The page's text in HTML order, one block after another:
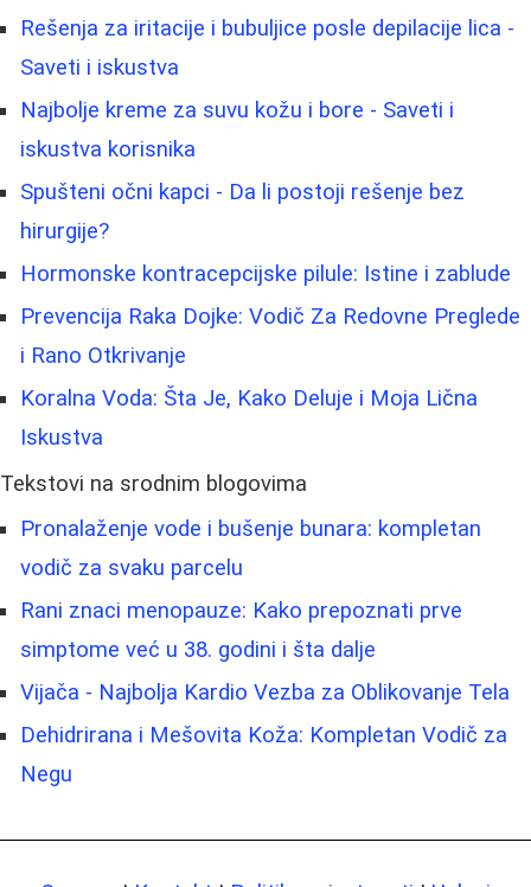
Rešenja za iritacije i bubuljice posle depilacije lica -
Saveti i iskustva
Najbolje kreme za suvu kožu i bore - Saveti i
iskustva korisnika
Spušteni očni kapci - Da li postoji rešenje bez
hirurgije?
Hormonske kontracepcijske pilule: Istine i zablude
Prevencija Raka Dojke: Vodič Za Redovne Preglede
i Rano Otkrivanje
Koralna Voda: Šta Je, Kako Deluje i Moja Lična
Iskustva
Tekstovi na srodnim blogovima
Pronalaženje vode i bušenje bunara: kompletan
vodič za svaku parcelu
Rani znaci menopauze: Kako prepoznati prve
simptome već u 38. godini i šta dalje
Vijača - Najbolja Kardio Vezba za Oblikovanje Tela
Dehidrirana i Mešovita Koža: Kompletan Vodič za
Negu